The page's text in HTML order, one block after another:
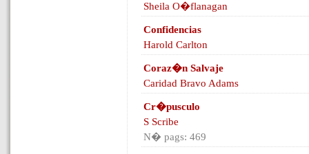
Sheila O�flanagan
Confidencias
Harold Carlton
Coraz�n Salvaje
Caridad Bravo Adams
Cr�pusculo
S Scribe
N� pags: 469